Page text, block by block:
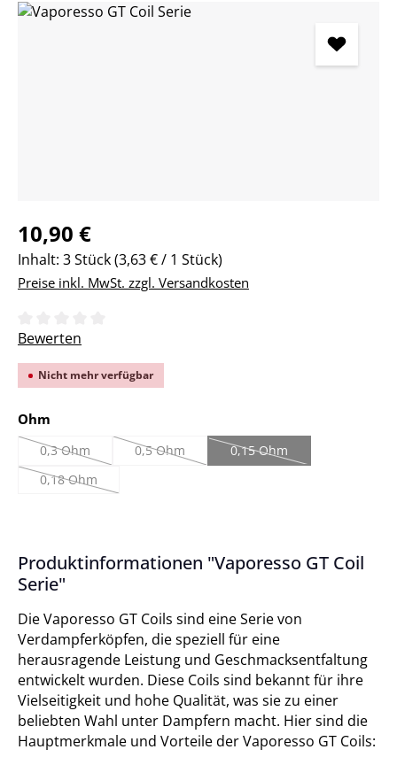
Bildergalerie überspringen
Regulärer Preis:
10,90 €
Inhalt: 3 Stück(3,63 € / 1 Stück)
Preise inkl. MwSt. zzgl. Versandkosten
Durchschnittliche Bewertung von 0 von 5 Sternen
Bewerten
Nicht mehr verfügbar
Ohm
0,3 Ohm
(Diese Option ist zurzeit nicht verfügbar.)
0,5 Ohm
(Diese Option ist zurzeit nicht verfügbar.)
0,15 Ohm
(Diese Option ist zurzeit
0,18 Ohm
(Diese Option ist zurzeit nicht verfügbar.)
Produktinformationen "Vaporesso GT Coil
Serie"
Die Vaporesso GT Coils sind eine Serie von
Verdampferköpfen, die speziell für eine
herausragende Leistung und Geschmacksentfaltung
entwickelt wurden. Diese Coils sind bekannt für ihre
Vielseitigkeit und hohe Qualität, was sie zu einer
beliebten Wahl unter Dampfern macht. Hier sind die
Hauptmerkmale und Vorteile der Vaporesso GT Coils: